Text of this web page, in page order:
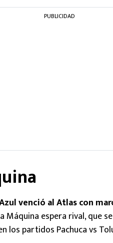
PUBLICIDAD
venció al Atlas con
Máquina espera rival, que
los partidos Pachuca vs